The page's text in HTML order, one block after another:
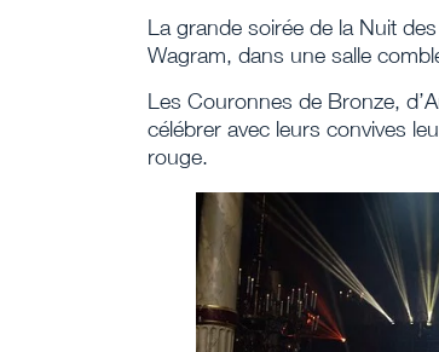
La grande soirée de la Nuit
Wagram, dans une salle
Les Couronnes de Bronze,
célébrer avec leurs convives
rouge.